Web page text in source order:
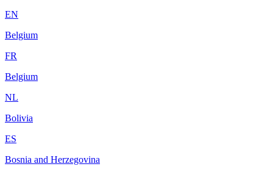
EN
Belgium
FR
Belgium
NL
Bolivia
ES
Bosnia and Herzegovina